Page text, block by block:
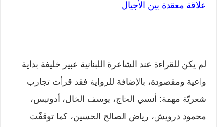
علاقة معقدة بين الأجيال
لم يكن للقراءة عند الشاعرة اللبنانية عبير خليفة بداية
واعية ومقصودة، بالإضافة للرواية فقد قرأت تجارب
شعريّة مهمة: أنسي الحاج، يوسف الخال، أدونيس،
محمود درويش، رياض الصالح الحسين، كما توقفّت